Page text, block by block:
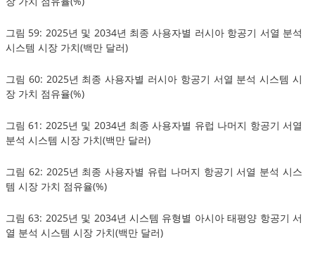
그림 59: 2025년 및 2034년 최종 사용자별 러시아 항공기 서열 분석
시스템 시장 가치(백만 달러)
그림 60: 2025년 최종 사용자별 러시아 항공기 서열 분석 시스템 시
장 가치 점유율(%)
그림 61: 2025년 및 2034년 최종 사용자별 유럽 나머지 항공기 서열
분석 시스템 시장 가치(백만 달러)
그림 62: 2025년 최종 사용자별 유럽 나머지 항공기 서열 분석 시스
템 시장 가치 점유율(%)
그림 63: 2025년 및 2034년 시스템 유형별 아시아 태평양 항공기 서
열 분석 시스템 시장 가치(백만 달러)